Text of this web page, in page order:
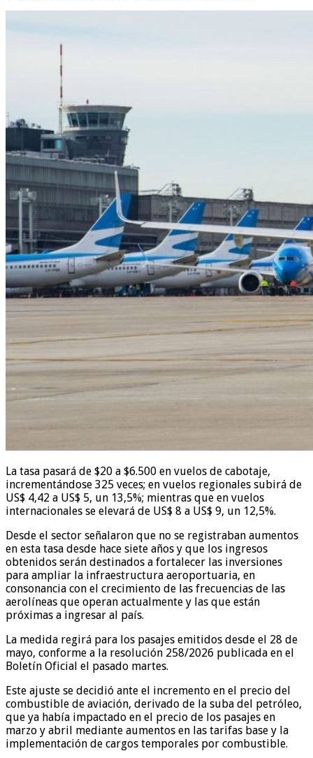
La tasa pasará de $20 a $6.500 en vuelos de cabotaje,
incrementándose 325 veces; en vuelos regionales subirá de
US$ 4,42 a US$ 5, un 13,5%; mientras que en vuelos
internacionales se elevará de US$ 8 a US$ 9, un 12,5%.
Desde el sector señalaron que no se registraban aumentos
en esta tasa desde hace siete años y que los ingresos
obtenidos serán destinados a fortalecer las inversiones
para ampliar la infraestructura aeroportuaria, en
consonancia con el crecimiento de las frecuencias de las
aerolíneas que operan actualmente y las que están
próximas a ingresar al país.
La medida regirá para los pasajes emitidos desde el 28 de
mayo, conforme a la resolución 258/2026 publicada en el
Boletín Oficial el pasado martes.
Este ajuste se decidió ante el incremento en el precio del
combustible de aviación, derivado de la suba del petróleo,
que ya había impactado en el precio de los pasajes en
marzo y abril mediante aumentos en las tarifas base y la
implementación de cargos temporales por combustible.